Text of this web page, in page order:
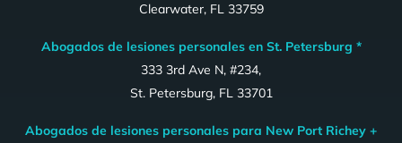
Clearwater, FL 33759
Abogados de lesiones personales en St. Petersburg *
333 3rd Ave N, #234,
St. Petersburg, FL 33701
Abogados de lesiones personales para New Port Richey +